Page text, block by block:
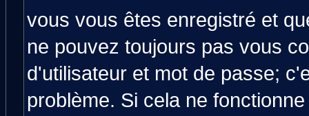
vous vous êtes enregistré et
ne pouvez toujours pas vous
d'utilisateur et mot de passe;
problème. Si cela ne